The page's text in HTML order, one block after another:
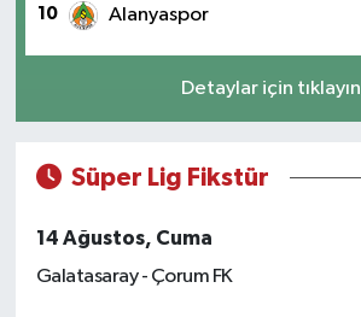
10 Alanyaspor
Detaylar için tıklayın
Süper Lig Fikstür
14 Ağustos, Cuma
Galatasaray - Çorum FK